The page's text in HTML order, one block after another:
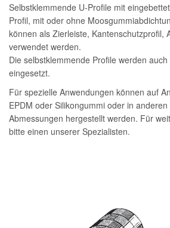
Selbstklemmende U-Profile mit
Profil, mit oder ohne
können als Zierleiste, Kantenschutzprofil,
verwendet werden.
Die selbstklemmende Profile werden
eingesetzt.
Für spezielle Anwendungen können auf
EPDM oder Silikongummi oder in
Abmessungen hergestellt werden. Für
bitte einen unserer Spezialisten.